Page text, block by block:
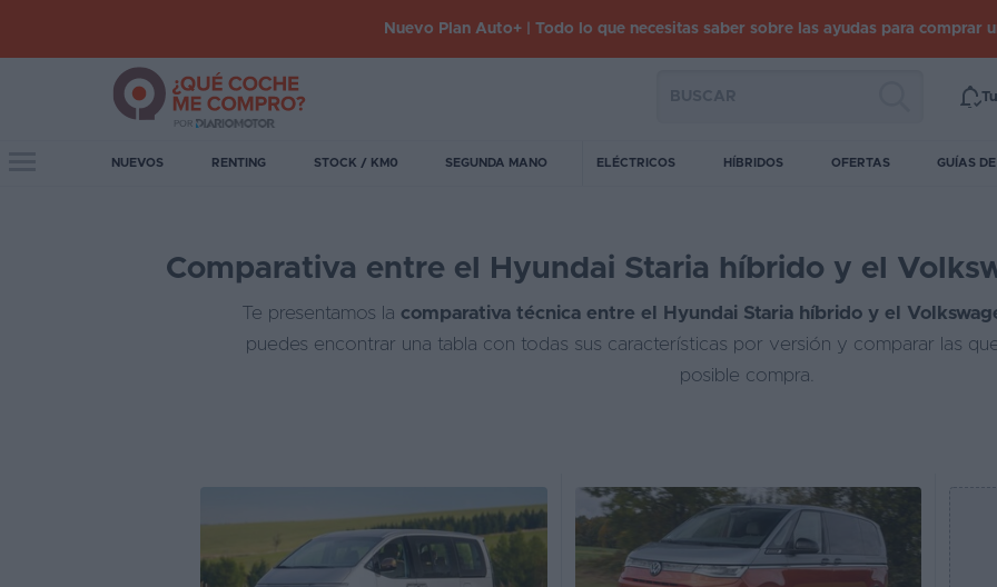
Nuevo Plan Auto+ | Todo lo que necesitas saber sobre las ayudas para comprar
NUEVOS RENTING STOCK / KM0 SEGUNDA MANO ELÉCTRICOS HÍBRIDOS OFERTAS GUÍAS
Comparativa entre el Hyundai Staria híbrido y el
Te presentamos la comparativa técnica entre el Hyundai Staria híbrido y el
puedes encontrar una tabla con todas sus características por versión y comparar las
posible compra.